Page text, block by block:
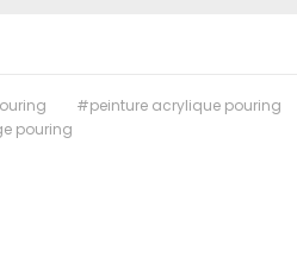
#peinture acrylique pouring
pouring